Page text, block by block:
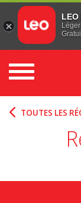
Toggle
TOUTES LES